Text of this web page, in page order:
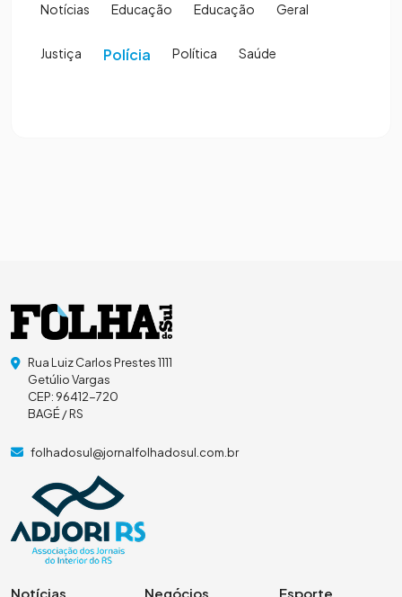
Notícias Educação Educação Geral
Justiça Polícia Política Saúde
Rua Luiz Carlos Prestes 1111
Getúlio Vargas
CEP: 96412-720
BAGÉ / RS
folhadosul@jornalfolhadosul.com.br
Notícias Negócios Esporte